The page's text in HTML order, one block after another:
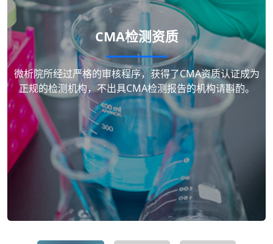
CMA检测资质
微析院所经过严格的审核程序，获得了CMA资质认证成为
正规的检测机构，不出具CMA检测报告的机构请斟酌。